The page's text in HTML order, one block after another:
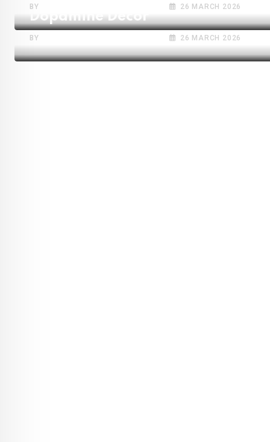
BY 26 MARCH 2026
Dopamine Decor
BY 26 MARCH 2026